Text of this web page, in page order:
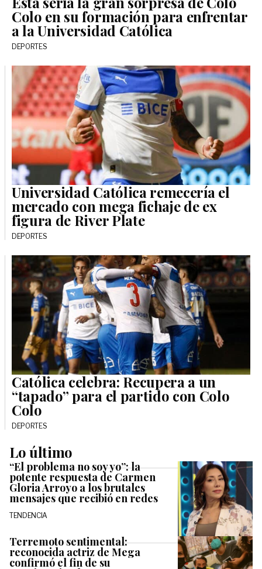
Colo en su formación para enfrentar
a la Universidad Católica
DEPORTES
Universidad Católica remecería el
mercado con mega fichaje de ex
figura de River Plate
DEPORTES
Católica celebra: Recupera a un
“tapado” para el partido con Colo
Colo
DEPORTES
Lo último
“El problema no soy yo”: la
potente respuesta de Carmen
Gloria Arroyo a los brutales
mensajes que recibió en redes
TENDENCIA
Terremoto sentimental:
reconocida actriz de Mega
confirmó el fin de su